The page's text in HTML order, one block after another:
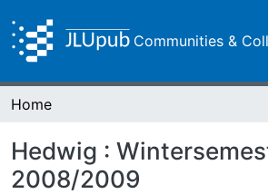
Communities &
Home
Hedwig :
2008/2009